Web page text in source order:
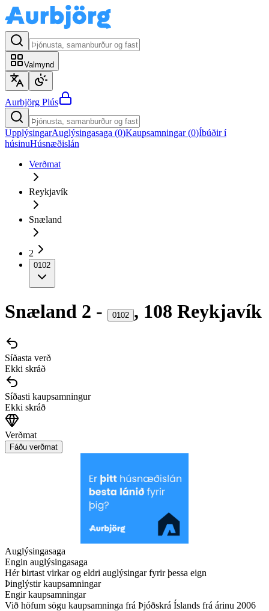
Valmynd
Aurbjörg Plús
UpplýsingarAuglýsingasaga (0)Kaupsamningar (0)Íbúðir í
húsinuHúsnæðislán
Verðmat
Reykjavík
Snæland
2
0102
Snæland 2 - 0102 , 108 Reykjavík
Síðasta verð
Ekki skráð
Síðasti kaupsamningur
Ekki skráð
Verðmat
Fáðu verðmat
Auglýsingasaga
Engin auglýsingasaga
Hér birtast virkar og eldri auglýsingar fyrir þessa eign
Þinglýstir kaupsamningar
Engir kaupsamningar
Við höfum sögu kaupsamninga frá Þjóðskrá Íslands frá árinu 2006